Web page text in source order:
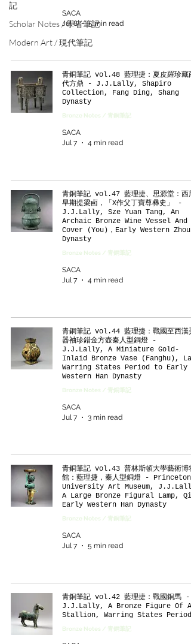
記
Scholar Notes / 學者筆記
Modern Art / 現代筆記
SACA
Jul 8
5 min read
青銅筆記 vol.48 藍理捷：夏皮羅珍藏商
代方鼎 - J.J.Lally, Shapiro
Collection, Fang Ding, Shang
Dynasty
Bronze Notes / 青銅筆記
SACA
Jul 7
4 min read
青銅筆記 vol.47 藍理捷、思源堂：西周
早期提梁卣，「X作父丁寶尊彝史」 -
J.J.Lally, Sze Yuan Tang, An
Archaic Bronze Wine Vessel And
Cover (You)，Early Western Zhou
Dynasty
Bronze Notes / 青銅筆記
SACA
Jul 7
4 min read
青銅筆記 vol.44 藍理捷：戰國至西漢弄
器袖珍錯金方壺秦人型銅燈 -
J.J.Lally, A Miniature Gold-
Inlaid Bronze Vase (Fanghu),
Warring States Period to Early
Western Han Dynasty
Bronze Notes / 青銅筆記
SACA
Jul 7
3 min read
青銅筆記 vol.43 普林斯頓大學藝術博物
館：藍理捷，秦人型銅燈 - Princeton
University Art Museum,
A Large Bronze Figural Lamp,
Early Western Han Dynasty
Bronze Notes / 青銅筆記
SACA
Jul 7
5 min read
青銅筆記 vol.42 藍理捷：戰國銅馬 -
J.J.Lally, A Bronze Figure Of A
Stallion, Warring States Period
Bronze Notes / 青銅筆記